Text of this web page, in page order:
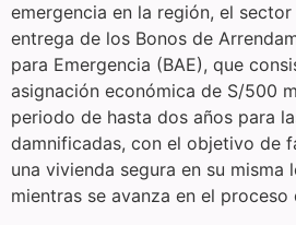
emergencia en la región, el
entrega de los Bonos de
para Emergencia (BAE), que
asignación económica de S/500
periodo de hasta dos años para
damnificadas, con el objetivo de
una vivienda segura en su misma
mientras se avanza en el proceso